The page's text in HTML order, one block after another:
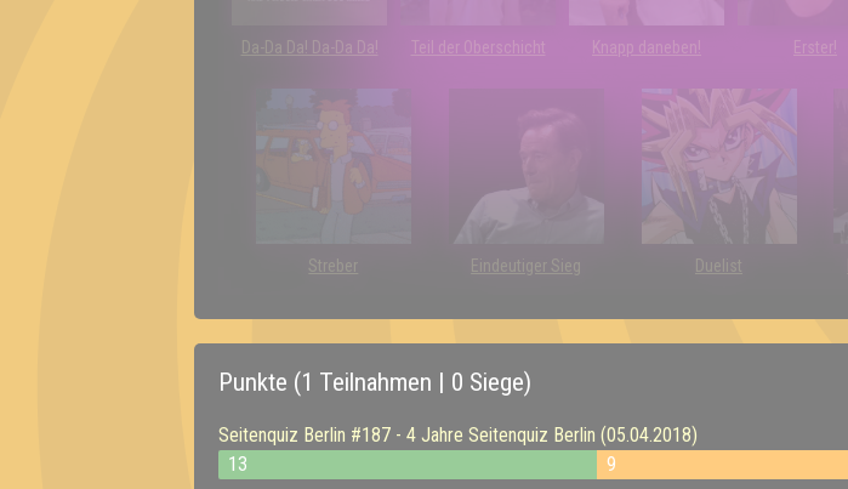
Da-Da Da! Da-Da Da! Teil der Oberschicht Knapp daneben! Erster!
Streber Eindeutiger Sieg Duelist
Punkte (1 Teilnahmen | 0 Siege)
Seitenquiz Berlin #187 - 4 Jahre Seitenquiz Berlin (05.04.2018)
13
9